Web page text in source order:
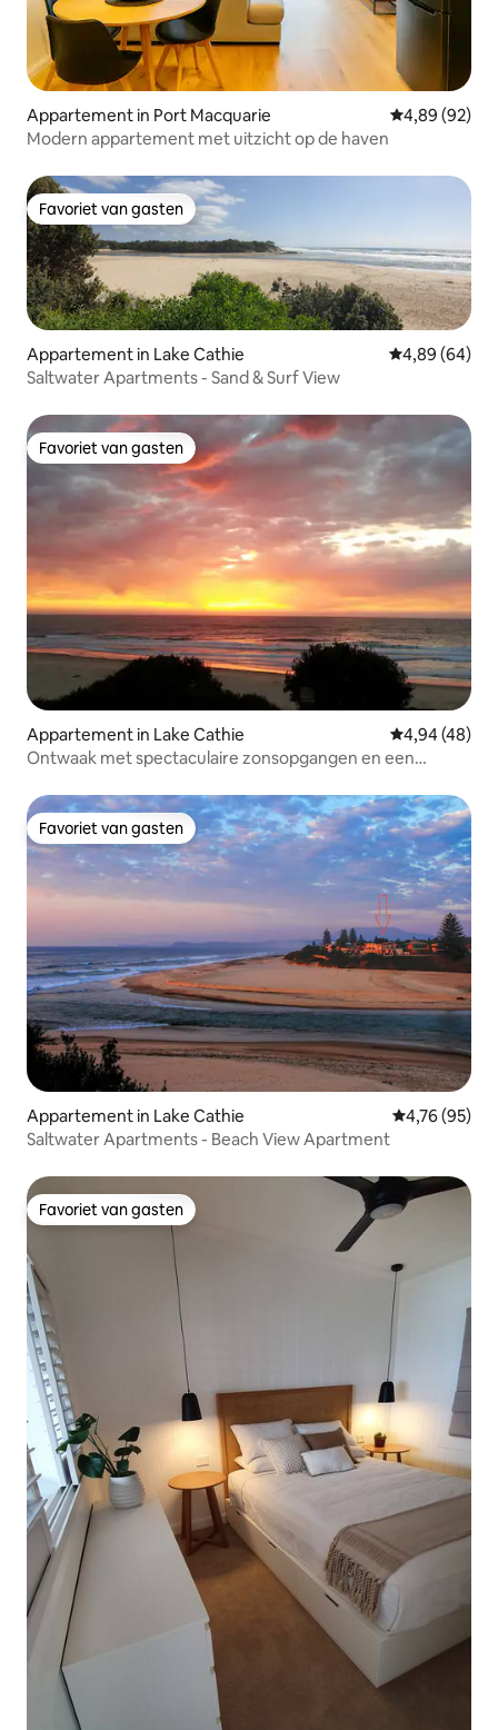
Appartement in Port Macquarie Gemiddelde
4,89 (92)
Modern appartement met uitzicht op de haven
Favoriet van gasten
Favoriet van gasten
Appartement in Lake Cathie Gemiddelde
4,89 (64)
Saltwater Apartments - Sand & Surf View
Favoriet van gasten
Favoriet van gasten
Appartement in Lake Cathie Gemiddelde
4,94 (48)
Ontwaak met spectaculaire zonsopgangen en een
Favoriet van gasten
Favoriet van gasten
Appartement in Lake Cathie Gemiddelde
4,76 (95)
Saltwater Apartments - Beach View Apartment
Favoriet van gasten
Favoriet van gasten